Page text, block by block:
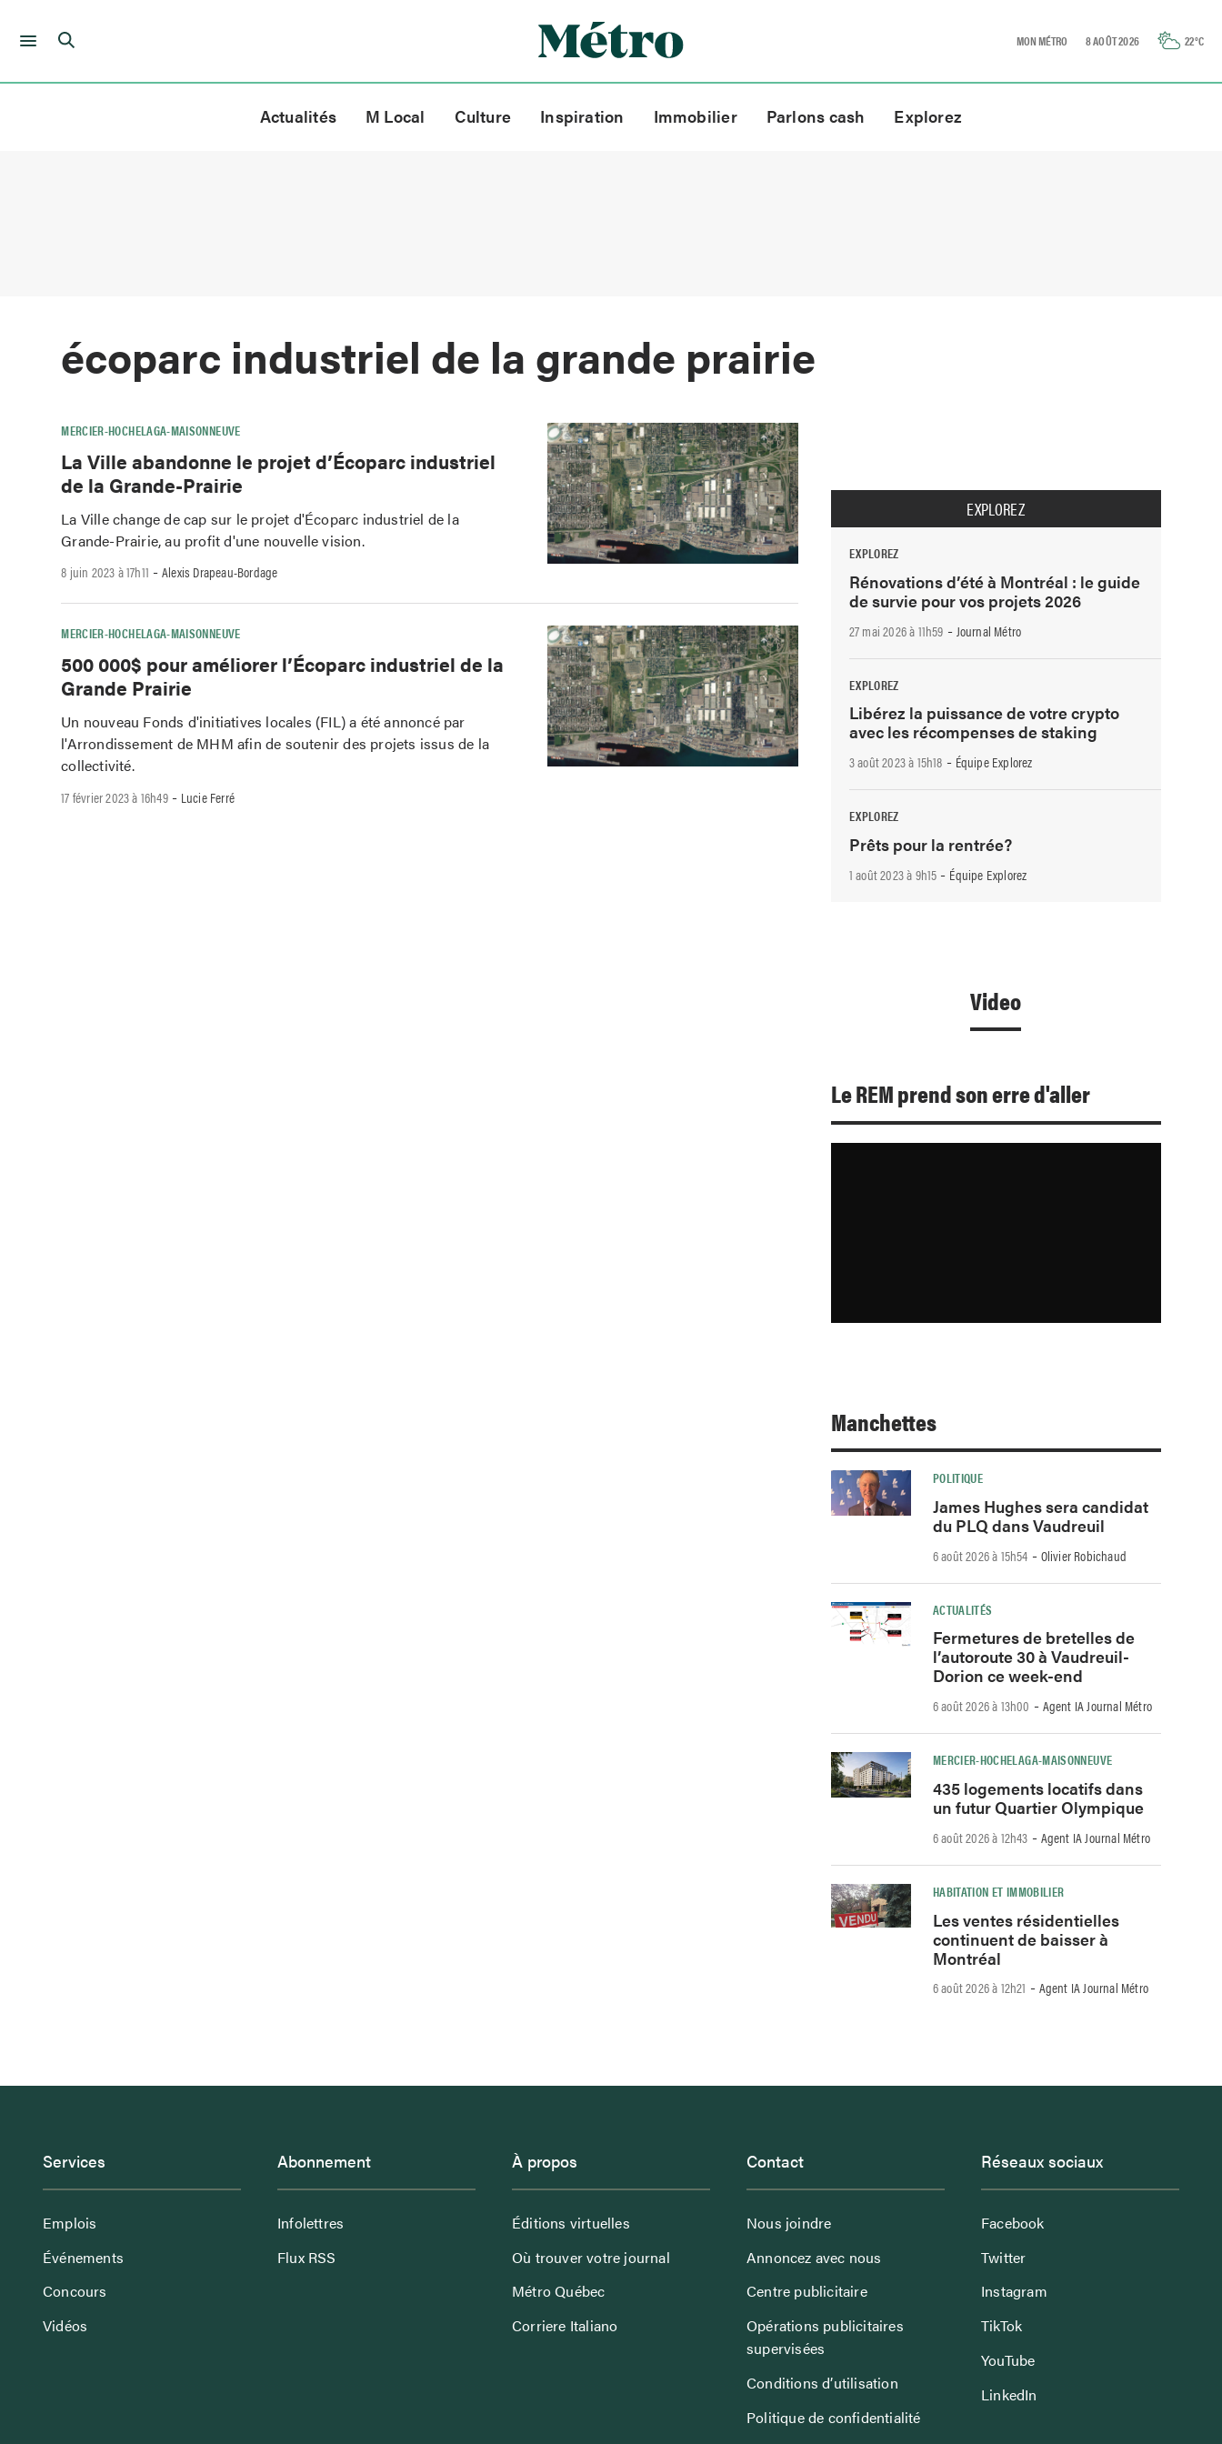
Skip
MON MÉTRO 8 AOÛT 2026 22°C
Actualités M Local Culture Inspiration Immobilier Parlons cash Explorez
écoparc industriel de la grande prairie
MERCIER-HOCHELAGA-MAISONNEUVE
La Ville abandonne le projet d’Écoparc industriel
de la Grande-Prairie
La Ville change de cap sur le projet d'Écoparc industriel de la
Grande-Prairie, au profit d'une nouvelle vision.
8 juin 2023 à 17h11 -Alexis Drapeau-Bordage
MERCIER-HOCHELAGA-MAISONNEUVE
500 000$ pour améliorer l’Écoparc industriel de la
Grande Prairie
Un nouveau Fonds d'initiatives locales (FIL) a été annoncé par
l'Arrondissement de MHM afin de soutenir des projets issus de la
collectivité.
17 février 2023 à 16h49- Lucie Ferré
EXPLOREZ
EXPLOREZ
Rénovations d’été à Montréal : le guide
de survie pour vos projets 2026
27 mai 2026 à 11h59 - Journal Métro
EXPLOREZ
Libérez la puissance de votre crypto
avec les récompenses de staking
3 août 2023 à 15h18 - Équipe Explorez
EXPLOREZ
Prêts pour la rentrée?
1 août 2023 à 9h15 - Équipe Explorez
Video
Le REM prend son erre d'aller
Manchettes
POLITIQUE
James Hughes sera candidat
du PLQ dans Vaudreuil
6 août 2026 à 15h54 -Olivier Robichaud
ACTUALITÉS
Fermetures de bretelles de
l’autoroute 30 à Vaudreuil-
Dorion ce week-end
6 août 2026 à 13h00 -Agent IA Journal Métro
MERCIER-HOCHELAGA-MAISONNEUVE
435 logements locatifs dans
un futur Quartier Olympique
6 août 2026 à 12h43 -Agent IA Journal Métro
HABITATION ET IMMOBILIER
Les ventes résidentielles
continuent de baisser à
Montréal
6 août 2026 à 12h21 -Agent IA Journal Métro
Services
Emplois
Événements
Concours
Vidéos
Abonnement
Infolettres
Flux RSS
À propos
Éditions virtuelles
Où trouver votre journal
Métro Québec
Corriere Italiano
Contact
Nous joindre
Annoncez avec nous
Centre publicitaire
Opérations publicitaires
supervisées
Conditions d’utilisation
Politique de confidentialité
Réseaux sociaux
Facebook
Twitter
Instagram
TikTok
YouTube
LinkedIn